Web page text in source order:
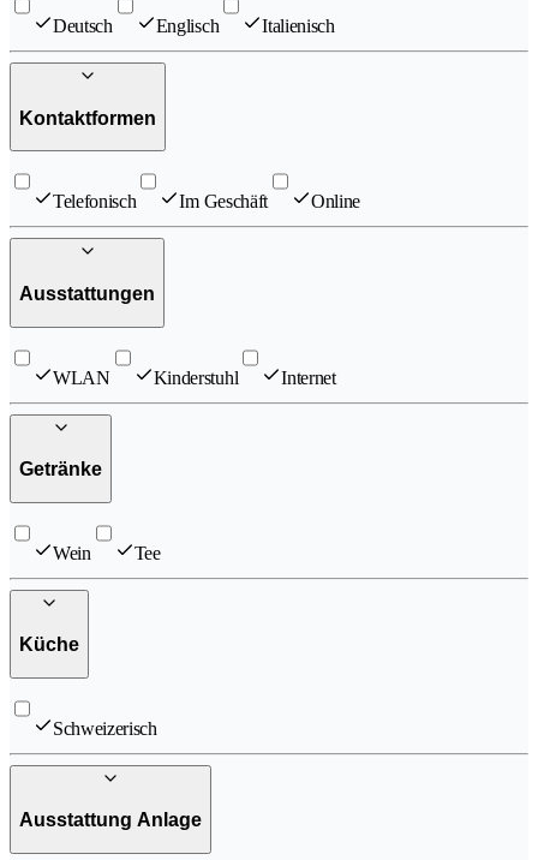
Deutsch Englisch Italienisch
Kontaktformen
Telefonisch Im Geschäft Online
Ausstattungen
WLAN Kinderstuhl Internet
Getränke
Wein Tee
Küche
Schweizerisch
Ausstattung Anlage